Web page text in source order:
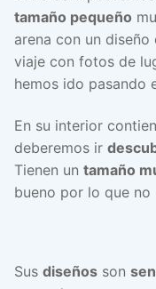
tamaño pequeño
arena con un
viaje con fotos de
hemos ido pasando
En su interior
deberemos ir
Tienen un tamaño
bueno por lo que
Sus diseños son